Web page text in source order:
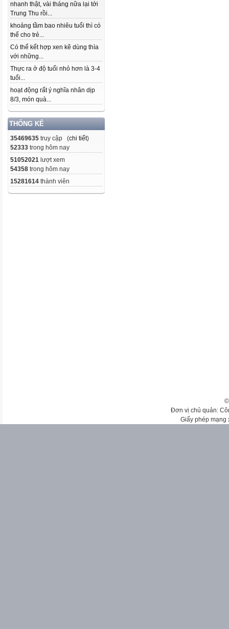
nhanh thật, vài tháng nữa lại tới
Trung Thu rồi...
khoảng tầm bao nhiêu tuổi thì có
thể cho trẻ...
Có thể kết hợp xen kẽ dùng thìa
với những...
Thực ra ở độ tuổi nhỏ hơn là 3-4
tuổi...
hoạt động rất ý nghĩa nhân dịp
8/3, món quà...
THỐNG KÊ
35469635 truy cập (chi tiết)
52333 trong hôm nay
51052021 lượt xem
54358 trong hôm nay
15281614 thành viên
Đơn vị chủ quản:
Giấy phép mạng